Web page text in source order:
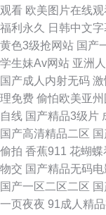
日韩欧美中 美女黄色
社 九一视频在线 五月
午夜影院 久草久爱 后
屏 日韩无码福利导航
喷水 亚洲激情导航 综
入口免费 国产三级网
观看 欧美图片在线观
福利永久
日韩中文
黄色3级抢网站 国产
学生妹Av网站 亚洲
国产成人内射无码 激
理免费 偷怕欧美亚
自线 国产精品3级片
国产高清精品二区
偷拍 香蕉911 花蝴蝶
物交 国产精品无码电
国产一区二区二区
一页夜夜 91成人精